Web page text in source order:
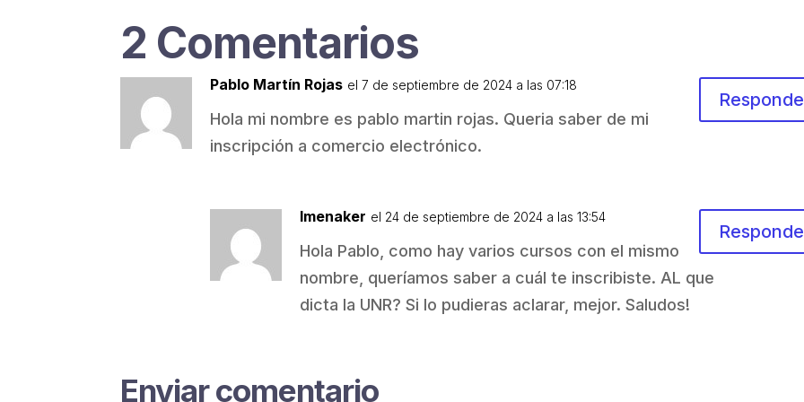
2 Comentarios
Pablo Martín Rojas el 7 de septiembre de 2024 a las 07:18
Hola mi nombre es pablo martin rojas. Queria saber de mi
inscripción a comercio electrónico.
lmenaker el 24 de septiembre de 2024 a las 13:54
Hola Pablo, como hay varios cursos con el mismo
nombre, queríamos saber a cuál te inscribiste. AL que
dicta la UNR? Si lo pudieras aclarar, mejor. Saludos!
Enviar comentario